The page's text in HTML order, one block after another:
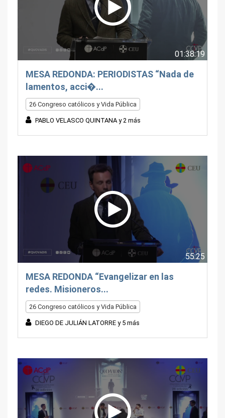
01:38:19
MESA REDONDA: PERIODISTAS “Nada de
lamentos, acci�...
26 Congreso católicos y Vida Pública
PABLO VELASCO QUINTANA y 2 más
55:25
MESA REDONDA “Evangelizar en las
redes. Misioneros...
26 Congreso católicos y Vida Pública
DIEGO DE JULIÁN LATORRE y 5 más